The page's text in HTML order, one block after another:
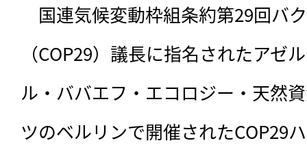
国連気候変動枠組条約第29回バ
（COP29）議長に指名されたアゼ
ル・ババエフ・エコロジー・天然
ツのベルリンで開催されたCOP29